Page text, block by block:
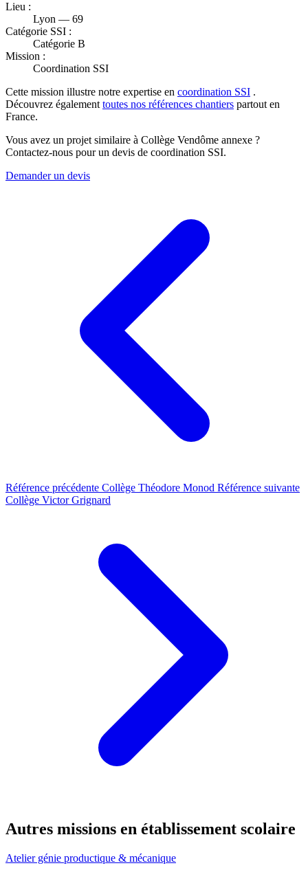
Lieu :
Lyon — 69
Catégorie SSI :
Catégorie B
Mission :
Coordination SSI
Cette mission illustre notre expertise en coordination SSI .
Découvrez également toutes nos références chantiers partout en
France.
Vous avez un projet similaire à Collège Vendôme annexe ?
Contactez-nous pour un devis de coordination SSI.
Demander un devis
Référence précédente Collège Théodore Monod Référence suivante
Collège Victor Grignard
Autres missions en établissement scolaire
Atelier génie productique & mécanique